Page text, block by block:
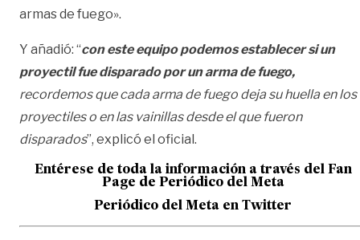
armas de fuego».
Y añadió: “con este equipo podemos establecer si un
proyectil fue disparado por un arma de fuego,
recordemos que cada arma de fuego deja su huella en los
proyectiles o en las vainillas desde el que fueron
disparados”, explicó el oficial.
Entérese de toda la información a través del Fan
Page de Periódico del Meta
Periódico del Meta en Twitter